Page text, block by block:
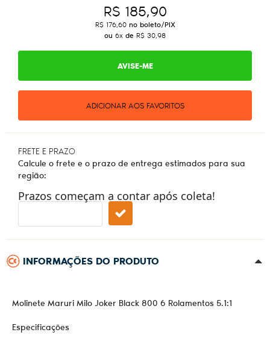
R$ 185,90
R$ 176,60no boleto/PIX
ou 6x de R$ 30,98
AVISE-ME
ADICIONAR AOS FAVORITOS
FRETE E PRAZO
Calcule o frete e o prazo de entrega estimados para sua
região:
Prazos começam a contar após coleta!
INFORMAÇÕES DO PRODUTO
Molinete Maruri Milo Joker Black 800 6 Rolamentos 5.1:1
Especificações